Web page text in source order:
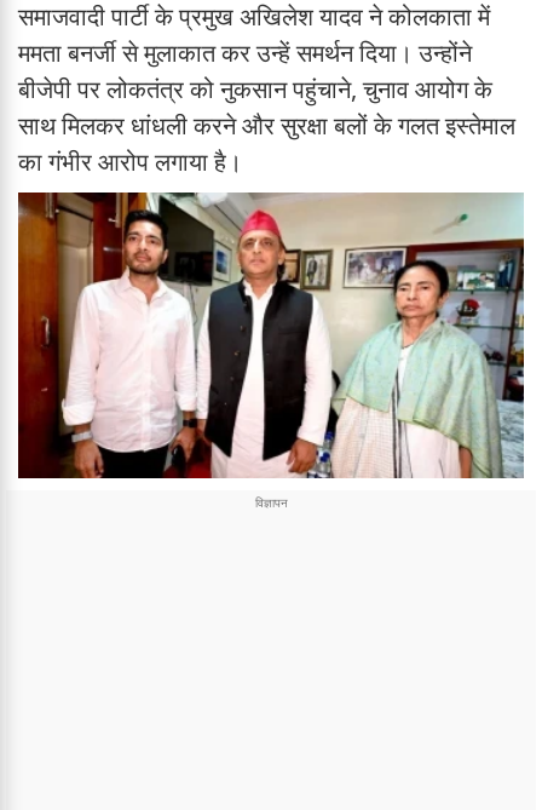
समाजवादी पार्टी के प्रमुख अखिलेश यादव ने कोलकाता में
ममता बनर्जी से मुलाकात कर उन्हें समर्थन दिया। उन्होंने
बीजेपी पर लोकतंत्र को नुकसान पहुंचाने, चुनाव आयोग के
साथ मिलकर धांधली करने और सुरक्षा बलों के गलत इस्तेमाल
का गंभीर आरोप लगाया है।